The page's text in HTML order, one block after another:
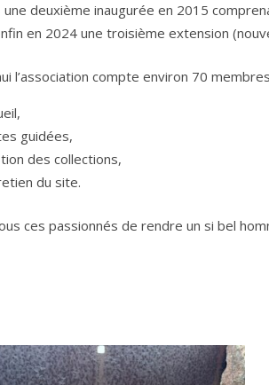
une deuxième inaugurée en 2015
en 2024 une troisième extension
l’association compte environ 70
guidées,
des collections,
du site.
ces passionnés de rendre un si bel